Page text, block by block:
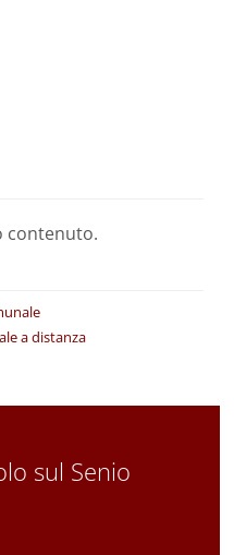
contenuto.
a distanza
sul Senio